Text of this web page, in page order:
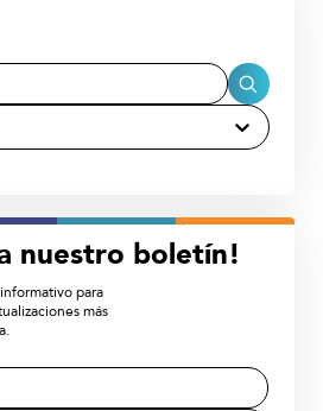
nuestro boletín!
para
más